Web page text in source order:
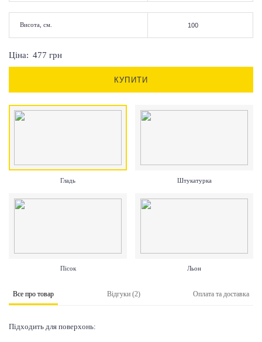
Висота, см.
Ціна: 477 грн
КУПИТИ
Гладь Штукатурка
Пісок Льон
Все про товар Відгуки (2) Оплата та доставка
Підходить для поверхонь: